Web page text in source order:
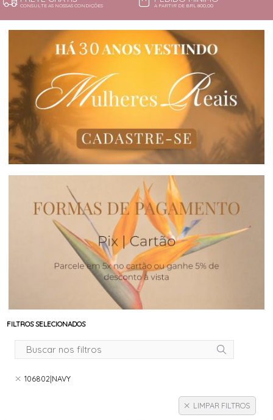
CONSULTE AS NOSSAS CONDIÇÕES A PARTIR DE BRL 800,00
FILTROS SELECIONADOS
106802|NAVY
LIMPAR FILTROS